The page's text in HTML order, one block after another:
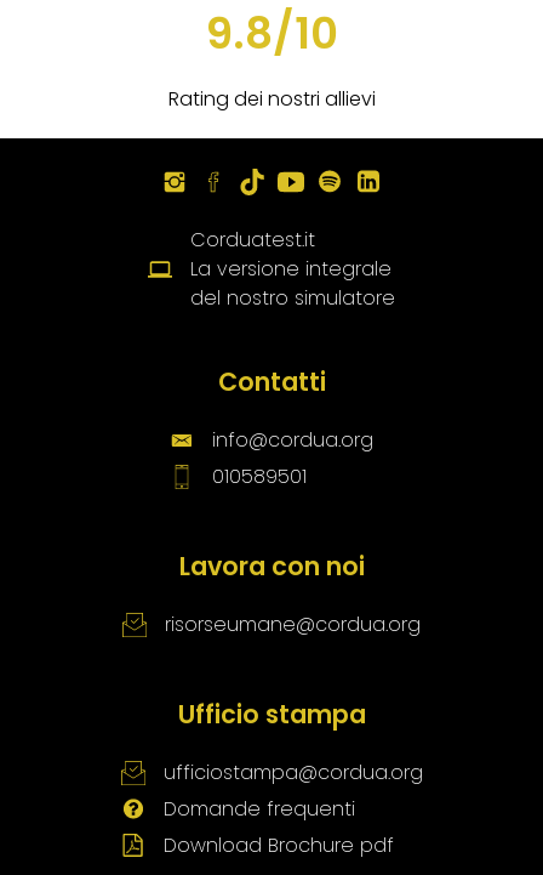
9.8/10
Rating dei nostri allievi
Corduatest.it
La versione integrale
del nostro simulatore
Contatti
info@cordua.org
010589501
Lavora con noi
risorseumane@cordua.org
Ufficio stampa
ufficiostampa@cordua.org
Domande frequenti
Download Brochure pdf